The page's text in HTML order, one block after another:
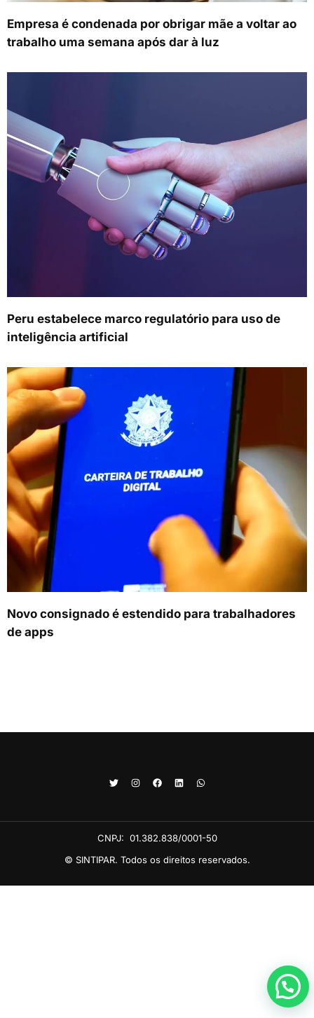
Empresa é condenada por obrigar mãe a voltar ao
trabalho uma semana após dar à luz
Peru estabelece marco regulatório para uso de
inteligência artificial
Novo consignado é estendido para trabalhadores
de apps
CNPJ: 01.382.838/0001-50
© SINTIPAR. Todos os direitos reservados.